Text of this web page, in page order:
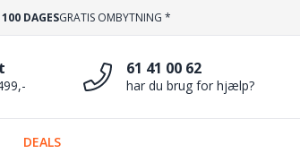
100 DAGESGRATIS OMBYTNING *
61 41 00 62
har du brug for hjælp?
DEALS